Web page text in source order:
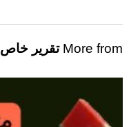
More from تقرير خاص